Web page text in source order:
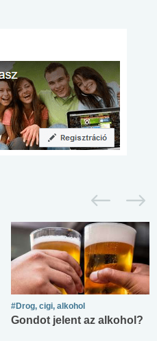
#Drog, cigi, alkohol
Gondot jelent az alkohol?